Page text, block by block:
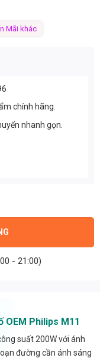
Mãi khác
chính hãng.
nhanh gọn.
công suất 200W ánh
- 21:00)
OEM Philips M11
suất 200W với ánh
đường cần ánh sáng